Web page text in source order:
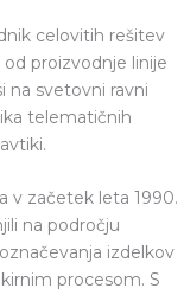
celovitih rešitev
proizvodnje linije
na svetovni ravni
telematičnih
v začetek leta 1990.
na področju
izdelkov
procesom. S